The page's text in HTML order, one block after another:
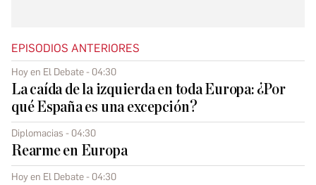
EPISODIOS ANTERIORES
Hoy en El Debate - 04:30
La caída de la izquierda en toda Europa: ¿Por
qué España es una excepción?
Diplomacias - 04:30
Rearme en Europa
Hoy en El Debate - 04:30